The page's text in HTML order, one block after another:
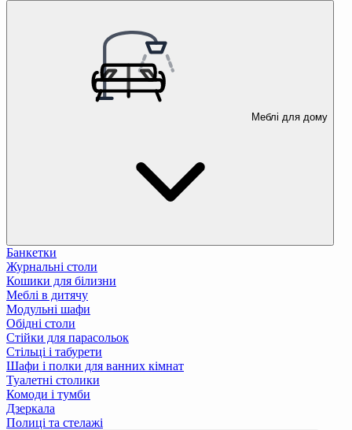
Меблі для дому
Банкетки
Журнальні столи
Кошики для білизни
Меблі в дитячу
Модульні шафи
Обідні столи
Стійки для парасольок
Стільці і табурети
Шафи і полки для ванних кімнат
Туалетні столики
Комоди і тумби
Дзеркала
Полиці та стелажі